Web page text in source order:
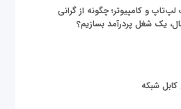
و کامپیوتر؛ چگونه از گرانی
یک شغل پردرآمد بسازیم؟
شبکه